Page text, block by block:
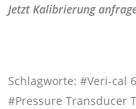
Jetzt Kalibrierung
Schlagworte: #Veri-cal
#Pressure Transducer